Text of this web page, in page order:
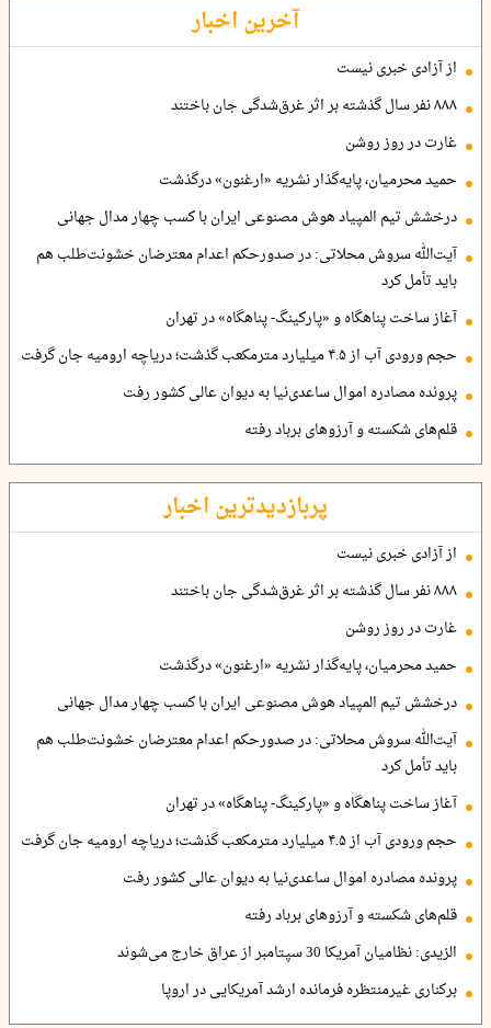
آخرین اخبار
از آزادی خبری نیست
۸۸۸ نفر سال گذشته بر اثر غرق‌شدگی جان باختند
غارت در روز روشن
حمید محرمیان، پایه‌گذار نشریه «ارغنون» درگذشت
درخشش تیم المپیاد هوش مصنوعی ایران با کسب چهار مدال جهانی
آیت‌الله سروش محلاتی: در صدورحکم اعدام معترضان خشونت‌طلب هم
باید تأمل کرد
آغاز ساخت پناهگاه و «پارکینگ- پناهگاه» در تهران
حجم ورودی آب از ۴.۵ میلیارد مترمکعب گذشت؛ دریاچه ارومیه جان گرفت
پرونده مصادره اموال ساعدی‌نیا به دیوان عالی کشور رفت
قلم‌های شکسته و آرزوهای برباد رفته
پربازدیدترین اخبار
از آزادی خبری نیست
۸۸۸ نفر سال گذشته بر اثر غرق‌شدگی جان باختند
غارت در روز روشن
حمید محرمیان، پایه‌گذار نشریه «ارغنون» درگذشت
درخشش تیم المپیاد هوش مصنوعی ایران با کسب چهار مدال جهانی
آیت‌الله سروش محلاتی: در صدورحکم اعدام معترضان خشونت‌طلب هم
باید تأمل کرد
آغاز ساخت پناهگاه و «پارکینگ- پناهگاه» در تهران
حجم ورودی آب از ۴.۵ میلیارد مترمکعب گذشت؛ دریاچه ارومیه جان گرفت
پرونده مصادره اموال ساعدی‌نیا به دیوان عالی کشور رفت
قلم‌های شکسته و آرزوهای برباد رفته
الزیدی: نظامیان آمریکا 30 سپتامبر از عراق خارج می‌شوند
برکناری غیرمنتظره فرمانده ارشد آمریکایی در اروپا